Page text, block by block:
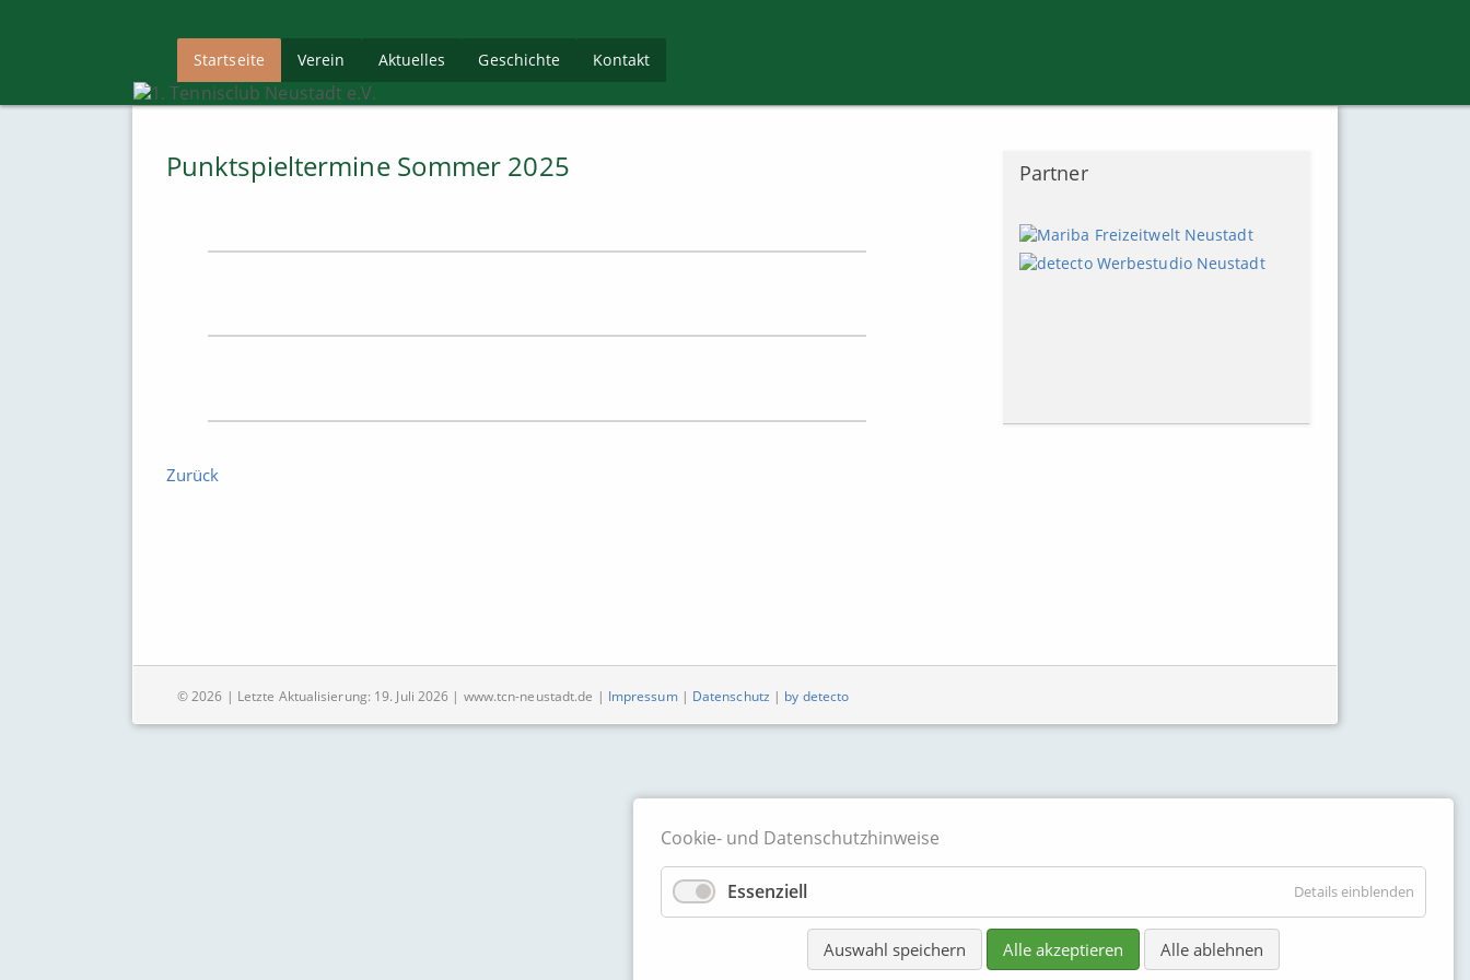
Startseite Verein Aktuelles Geschichte Kontakt
Punktspieltermine Sommer 2025
Zurück
Partner
© 2026 | Letzte Aktualisierung: 19. Juli 2026 | www.tcn-neustadt.de | Impressum| Datenschutz | by detecto
Cookie- und Datenschutzhinweise
Essenziell Details einblenden
Auswahl speichern Alle akzeptieren Alle ablehnen